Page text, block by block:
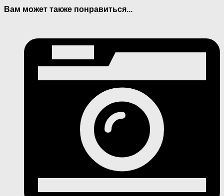
Вам может также понравиться...